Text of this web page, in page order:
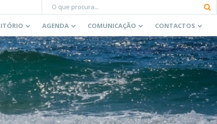
AGENDA COMUNICAÇÃO CONTACTOS